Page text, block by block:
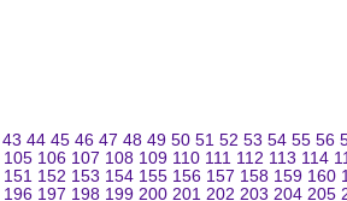
43 44 45 46 47 48 49 50 51 52 53 54 55 56
105 106 107 108 109 110 111 112 113 114
151 152 153 154 155 156 157 158 159 160
196 197 198 199 200 201 202 203 204 205